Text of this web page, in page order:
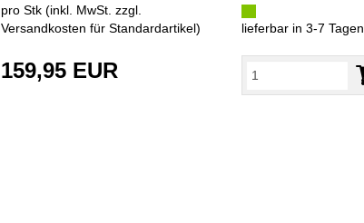
pro Stk (inkl. MwSt. zzgl.
Versandkosten für Standardartikel)
159,95 EUR
lieferbar in 3-7 Tagen